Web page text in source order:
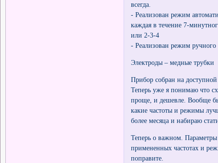
всегда.
- Реализован режим
каждая в течение 7-
или 2-3-4
- Реализован режим
Электроды – медные трубки
Прибор собран на
Теперь уже я понимаю что
проще, и дешевле. Вообще
какие частоты и режимы
более месяца и набираю
Теперь о важном.
примененных частотах и
поправите.